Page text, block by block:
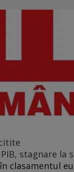
stagnare la
clasamentul